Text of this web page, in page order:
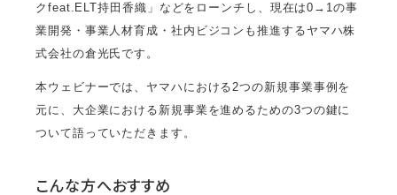
クfeat.ELT持田香織」などをローンチし、現在は0→1の事
業開発・事業人材育成・社内ビジコンも推進するヤマハ株
式会社の倉光氏です。
本ウェビナーでは、ヤマハにおける2つの新規事業事例を
元に、大企業における新規事業を進めるための3つの鍵に
ついて語っていただきます。
こんな方へおすすめ